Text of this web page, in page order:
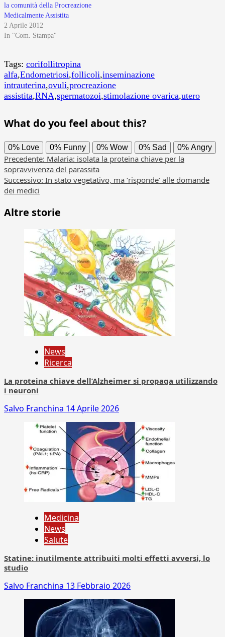
la comunità della Procreazione
Medicalmente Assistita
2 Aprile 2012
In "Com. Stampa"
Tags: corifollitropina
alfa,Endometriosi,follicoli,inseminazione
intrauterina,ovuli,procreazione
assistita,RNA,spermatozoi,stimolazione ovarica,utero
What do you feel about this?
0% Love 0% Funny 0% Wow 0% Sad 0% Angry
Navigazione
articolo
Precedente: Malaria: isolata la proteina chiave per la
sopravvivenza del parassita
Successivo: In stato vegetativo, ma ‘risponde’ alle domande
dei medici
Altre storie
News
Ricerca
La proteina chiave dell’Alzheimer si propaga utilizzando
i neuroni
Salvo Franchina 14 Aprile 2026
Medicina
News
Salute
Statine: inutilmente attribuiti molti effetti avversi, lo
studio
Salvo Franchina 13 Febbraio 2026